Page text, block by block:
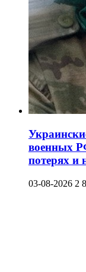
военных
потерях и
03-08-2026 2